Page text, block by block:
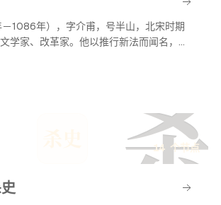
1086年），字介甫，号半山，北宋时期
学家、改革家。他以推行新法而闻名，致
杀
14 个节点